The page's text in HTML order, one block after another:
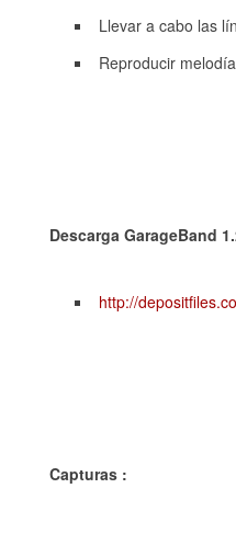
Llevar a cabo las
Reproducir
Descarga GarageBand
http://
Capturas :